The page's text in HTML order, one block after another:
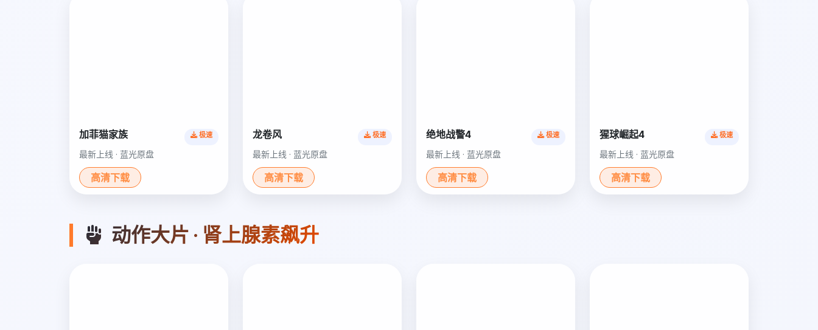
加菲猫家族 极速
最新上线 · 蓝光原盘
高清下载
龙卷风 极速
最新上线 · 蓝光原盘
高清下载
绝地战警4 极速
最新上线 · 蓝光原盘
高清下载
猩球崛起4 极速
最新上线 · 蓝光原盘
高清下载
动作大片 · 肾上腺素飙升